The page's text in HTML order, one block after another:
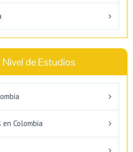
de Estudios
en Colombia